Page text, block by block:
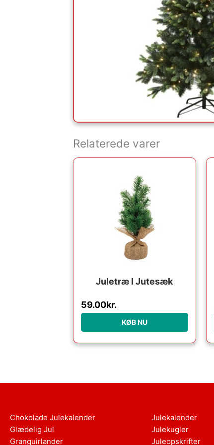
Relaterede varer
Juletræ I Jutesæk
59.00kr.
KØB NU
Chokolade Julekalender
Glædelig Jul
Granguirlander
Julekalender
Julekugler
Juleopskrifter